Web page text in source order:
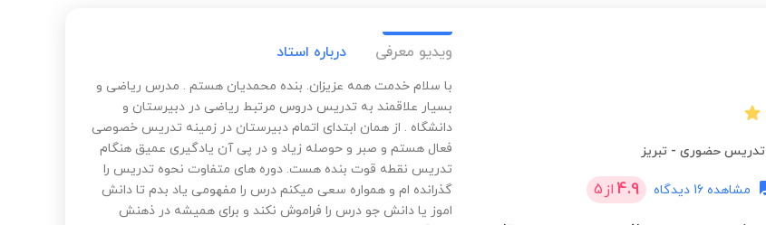
تدریس حضوری - تبریز
مشاهده 16 دیدگاه 4.9 از 5
ویدیو معرفی درباره استاد
با سلام خدمت همه عزیزان. بنده محمدیان هستم . مدرس ریاضی و
بسیار علاقمند به تدریس دروس مرتبط ریاضی در دبیرستان و
دانشگاه . از همان ابتدای اتمام دبیرستان در زمینه تدریس خصوصی
فعال هستم و صبر و حوصله زیاد و در پی آن یادگیری عمیق هنگام
تدریس نقطه قوت بنده هست. دوره های متفاوت نحوه تدریس را
گذرانده ام و همواره سعی میکنم درس را مفهومی یاد بدم تا دانش
اموز یا دانش جو درس را فراموش نکند و برای همیشه در ذهنش